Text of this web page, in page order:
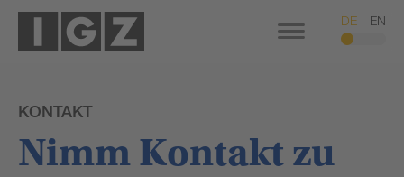
DE EN
KONTAKT
Nimm Kontakt zu